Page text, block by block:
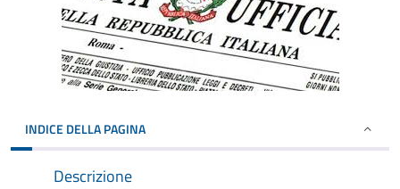
INDICE DELLA PAGINA
Descrizione